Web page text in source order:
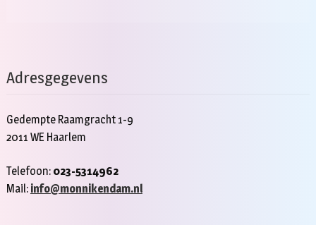
Adresgegevens
Gedempte Raamgracht 1-9
2011 WE Haarlem
Telefoon: 023-5314962
Mail: info@monnikendam.nl